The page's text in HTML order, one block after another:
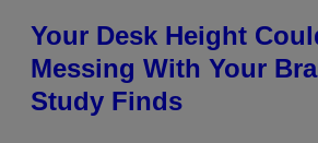
Your Desk Height
Messing With Your
Study Finds